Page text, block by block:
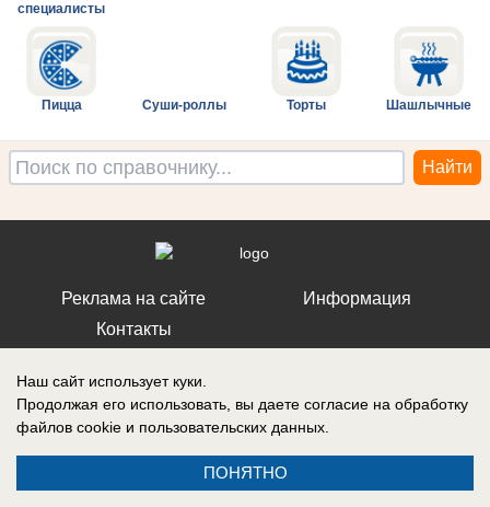
специалисты
Пицца Суши-роллы Торты Шашлычные
Реклама на сайте
Контакты
Информация
Наш сайт использует куки.
Продолжая его использовать, вы даете согласие на обработку
файлов cookie и пользовательских данных.
ПОНЯТНО